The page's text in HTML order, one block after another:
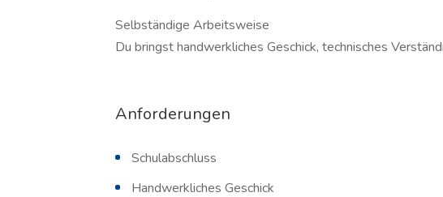
Selbständige Arbeitsweise
Du bringst handwerkliches Geschick, technisches
Anforderungen
Schulabschluss
Handwerkliches Geschick